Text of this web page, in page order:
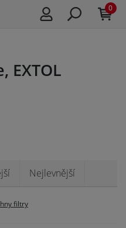
0
EXTOL
Nejlevnější
filtry